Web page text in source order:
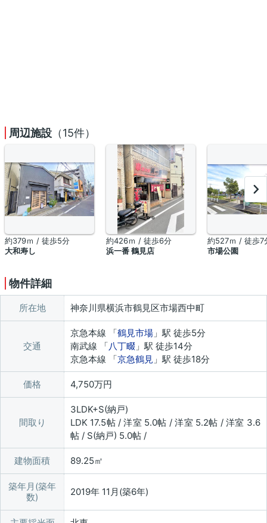
周辺施設 （15件）
約379ｍ / 徒歩5分
大和寿し
約426ｍ / 徒歩6分
浜一番 鶴見店
約527ｍ / 徒歩7
市場公園
物件詳細
所在地 神奈川県横浜市鶴見区市場西中町
交通
京急本線 「鶴見市場 」駅 徒歩5分
南武線 「八丁畷 」駅 徒歩14分
京急本線 「京急鶴見 」駅 徒歩18分
価格 4,750万円
間取り
3LDK+S(納戸)
LDK 17.5帖 / 洋室 5.0帖 / 洋室 5.2帖 / 洋室 3.6
帖 / S(納戸) 5.0帖 /
建物面積 89.25㎡
築年月(築年
数)
2019年 11月(築6年)